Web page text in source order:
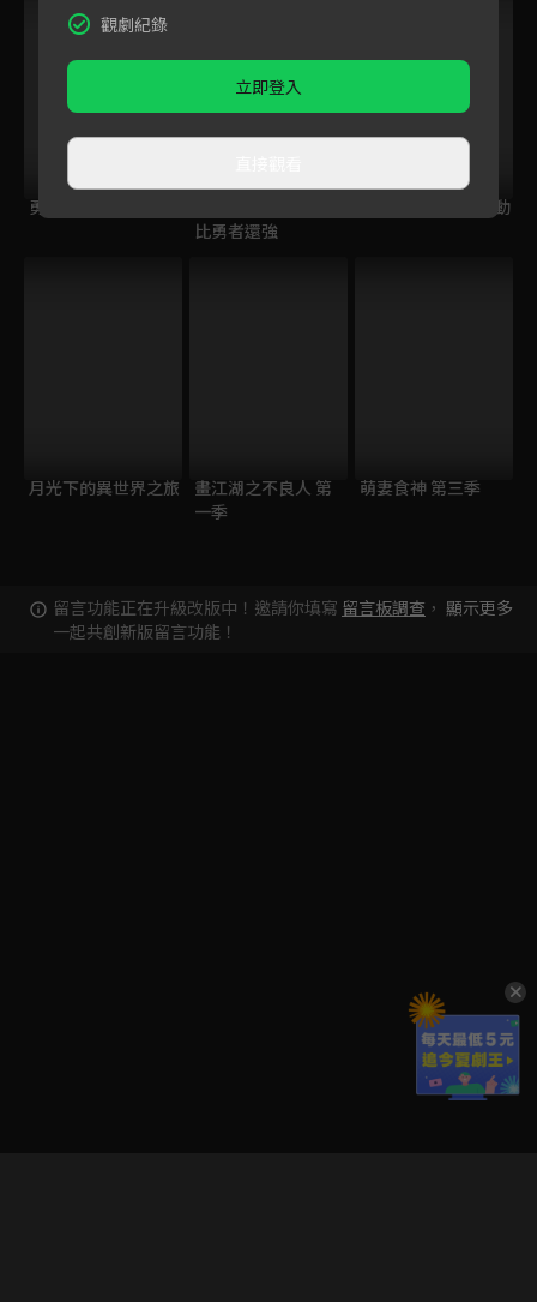
勇者死了！
比勇者還強
無神世界的神明活動
月光下的異世界之旅
畫江湖之不良人 第
一季
萌妻食神 第三季
留言功能正在升級改版中！邀請你填寫 留言板調查 ，
一起共創新版留言功能！
顯示更多
觀劇紀錄
立即登入